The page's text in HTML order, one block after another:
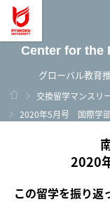
Center for the
グローバル教育
ホーム
交換留学マンスリ
2020年5月号 国際学
2020
この留学を振り返